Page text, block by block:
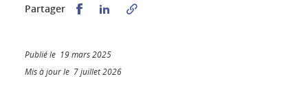
Partager Partager sur Facebook
Partager sur LinkedIn
Publié le 19 mars 2025
Mis à jour le 7 juillet 2026